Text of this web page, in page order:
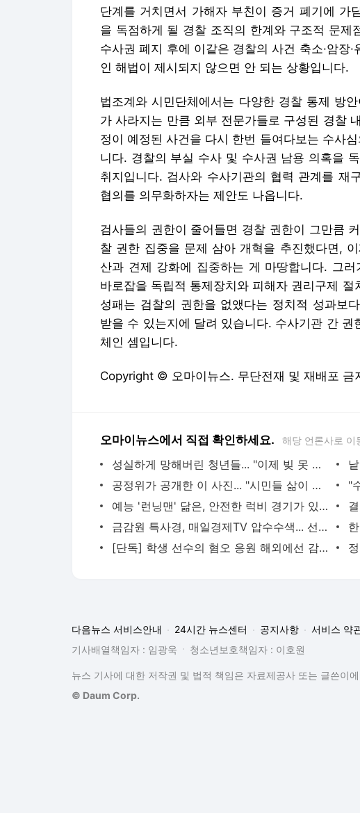
단계를 거치면서 가해자 부친이 증거 폐기에 가
을 독점하게 될 경찰 조직의 한계와 구조적 문제
수사권 폐지 후에 이같은 경찰의 사건 축소·암장
인 해법이 제시되지 않으면 안 되는 상황입니다.
법조계와 시민단체에서는 다양한 경찰 통제 방
가 사라지는 만큼 외부 전문가들로 구성된 경찰
정이 예정된 사건을 다시 한번 들여다보는 수사
니다. 경찰의 부실 수사 및 수사권 남용 의혹을
취지입니다. 검사와 수사기관의 협력 관계를 재
협의를 의무화하자는 제안도 나옵니다.
검사들의 권한이 줄어들면 경찰 권한이 그만큼
찰 권한 집중을 문제 삼아 개혁을 추진했다면,
산과 견제 강화에 집중하는 게 마땅합니다. 그
바로잡을 독립적 통제장치와 피해자 권리구제
성패는 검찰의 권한을 없앴다는 정치적 성과보
받을 수 있는지에 달려 있습니다. 수사기관 간
체인 셈입니다.
Copyright © 오마이뉴스. 무단전재 및 재배포 금
오마이뉴스에서 직접 확인하세요. 해당 언론사로 이
성실하게 망해버린 청년들... "이제 빚 못 갚는 시대 온다"
공정위가 공개한 이 사진... "시민들 삶이 화이트보드에서 결정됐다"
예능 '런닝맨' 닮은, 안전한 럭비 경기가 있습니다
금감원 특사경, 매일경제TV 압수수색... 선행매매 혐의
[단독] 학생 선수의 혐오 응원 해외에선 감독 해임, 출전 제한
다음뉴스 서비스안내 24시간 뉴스센터 공지사항
서비스 약
기사배열책임자 : 임광욱
청소년보호책임자 : 이호원
뉴스 기사에 대한 저작권 및 법적 책임은 자료제공사 또는 글쓴이
© Daum Corp.